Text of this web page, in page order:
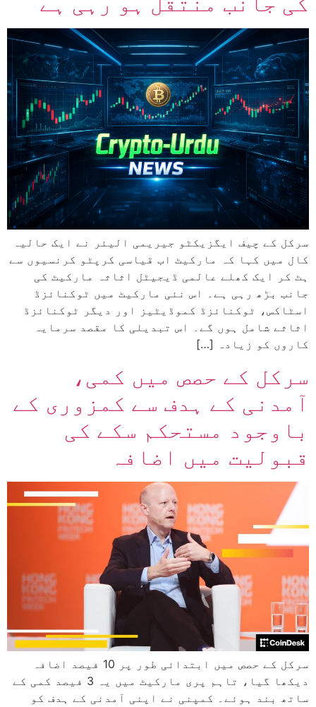
سرکل کے چیف ایگزیکٹو جیریمی الیئر نے ایک حالیہ
کال میں کہا کہ مارکیٹ اب قیاسی کرپٹو کرنسیوں سے
ہٹ کر ایک کھلے عالمی ڈیجیٹل اثاثہ مارکیٹ کی
جانب بڑھ رہی ہے۔ اس نئی مارکیٹ میں ٹوکنائزڈ
اسٹاکس، ٹوکنائزڈ کموڈیٹیز اور دیگر ٹوکنائزڈ
اثاثے شامل ہوں گے۔ اس تبدیلی کا مقصد سرمایہ
کاروں کو زیادہ […]
سرکل کے حصص میں کمی،
آمدنی کے ہدف سے کمزوری کے
باوجود مستحکم سکے کی
قبولیت میں اضافہ
سرکل کے حصص میں ابتدائی طور پر 10 فیصد اضافہ
دیکھا گیا، تاہم پری مارکیٹ میں یہ 3 فیصد کمی کے
ساتھ بند ہوئے۔ کمپنی نے اپنی آمدنی کے ہدف کو